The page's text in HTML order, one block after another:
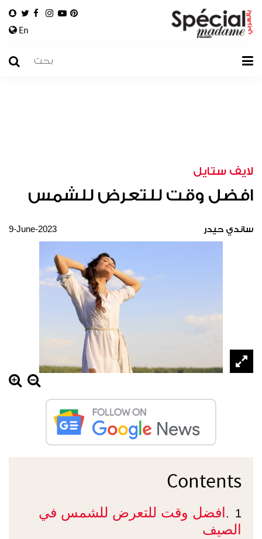
En
لايف ستايل
افضل وقت للتعرض للشمس
ساندي حيدر 9-June-2023
Contents
1.
افضل وقت للتعرض للشمس في
الصيف